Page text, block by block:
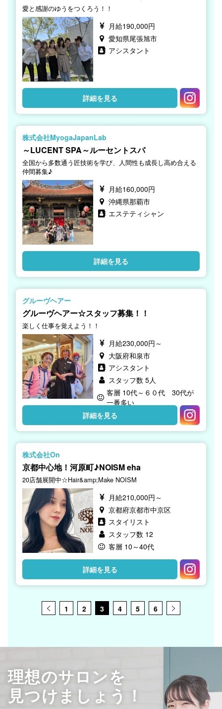
愛と感謝のゆうをつくろう！！
月給190,000円
愛知県尾張旭市
アシスタント
詳細を見る
株式会社MyogaJapanLab
～LUCENT SPA～ルーセントスパ
全国から多数通う匠技術を学び、人間性も成長し高め合える
仲間募集♪
月給160,000円
沖縄県那覇市
エステティシャン
詳細を見る
グルーヴヘアー
グルーヴヘアー☆スタッフ募集！！
楽しく仕事を覚えよう！！
月給230,000円～
大阪府和泉市
アシスタント
スタッフ数 5人
客層 10代～６０代 30代が
一番多い
詳細を見る
株式会社On
京都中心地！河原町♪NOISM eha
20店舗展開中☆Hair&amp;Make NOISM
月給210,000円～
京都府京都市中京区
スタイリスト
スタッフ数 12
客層 10～40代
詳細を見る
1 2 3 4 5 6
理想のサロンを
見つけましょう！